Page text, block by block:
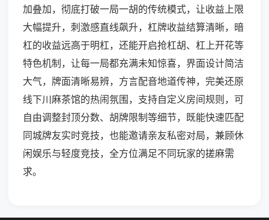
加叠加，彻底打破一局一胡的传统模式，让收益上限
大幅提升，刺激感直线飙升，杠牌收益结算清晰，暗
杠的收益远高于明杠，还能开启抢杠胡、杠上开花等
特色机制，让每一局都充满未知惊喜，界面设计简洁
大气，牌面清晰易辨，方言配音地道传神，完美还原
线下川麻茶馆的热闹氛围，支持自定义房间规则，可
自由调整封顶分数、胡牌限制等细节，既能快速匹配
同城牌友实时竞技，也能邀请亲友私密对局，兼顾休
闲娱乐与轻度竞技，全方位满足不同玩家的搓麻需
求。